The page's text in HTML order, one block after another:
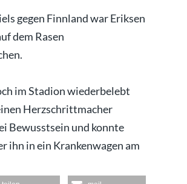
gegen Finnland war Eriksen
dem Rasen
im Stadion wiederbelebt
Herzschrittmacher
Bewusstsein und konnte
ihn in ein Krankenwagen am